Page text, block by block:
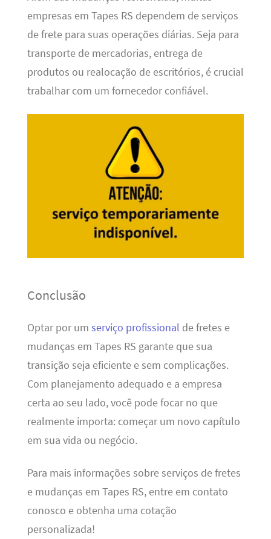
empresas em Tapes RS dependem de serviços
de frete para suas operações diárias. Seja para
transporte de mercadorias, entrega de
produtos ou realocação de escritórios, é crucial
trabalhar com um fornecedor confiável.
Conclusão
Optar por um serviço profissional de fretes e
mudanças em Tapes RS garante que sua
transição seja eficiente e sem complicações.
Com planejamento adequado e a empresa
certa ao seu lado, você pode focar no que
realmente importa: começar um novo capítulo
em sua vida ou negócio.
Para mais informações sobre serviços de fretes
e mudanças em Tapes RS, entre em contato
conosco e obtenha uma cotação
personalizada!